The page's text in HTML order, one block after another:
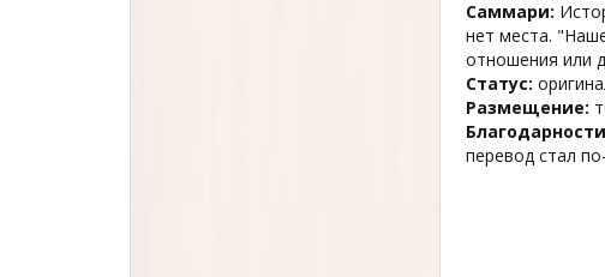
Саммари:
нет места.
отношения или
Статус:
Размещение:
перевод стал